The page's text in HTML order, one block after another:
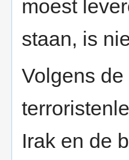
moest
staan, is
Volgens de
Irak en de